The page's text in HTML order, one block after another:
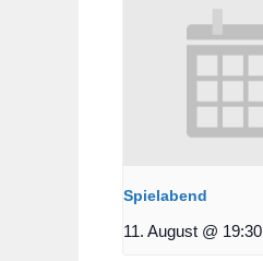
Spielabend
11. August @ 19:30